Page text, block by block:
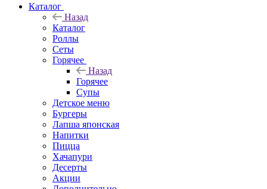
Каталог
Назад
Каталог
Роллы
Сеты
Горячее
Назад
Горячее
Супы
Детское меню
Бургеры
Лапша японская
Напитки
Пицца
Хачапури
Десерты
Акции